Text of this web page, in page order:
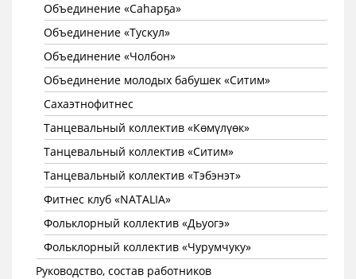
Объединение «Саhарҕа»
Объединение «Тускул»
Объединение «Чолбон»
Объединение молодых бабушек «Ситим»
Сахаэтнофитнес
Танцевальный коллектив «Көмүлүөк»
Танцевальный коллектив «Ситим»
Танцевальный коллектив «Тэбэнэт»
Фитнес клуб «NATALIA»
Фольклорный коллектив «Дьуогэ»
Фольклорный коллектив «Чурумчуку»
Руководство, состав работников